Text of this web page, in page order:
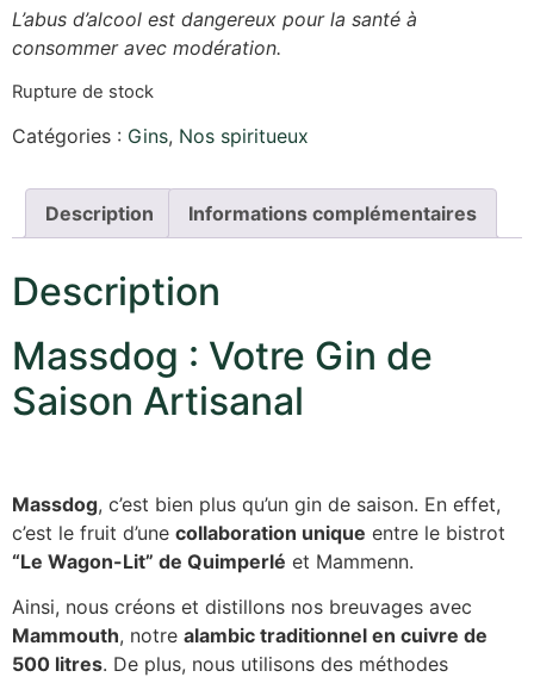
L’abus d’alcool est dangereux pour la santé à
consommer avec modération.
Rupture de stock
Catégories : Gins, Nos spiritueux
Description Informations complémentaires
Description
Massdog : Votre Gin de
Saison Artisanal
Massdog, c’est bien plus qu’un gin de saison. En effet,
c’est le fruit d’une collaboration unique entre le bistrot
“Le Wagon-Lit” de Quimperlé et Mammenn.
Ainsi, nous créons et distillons nos breuvages avec
Mammouth, notre alambic traditionnel en cuivre de
500 litres. De plus, nous utilisons des méthodes